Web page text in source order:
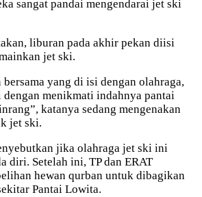
sangat pandai mengendarai jet ski
liburan pada akhir pekan diisi
jet ski.
yang di isi dengan olahraga,
menikmati indahnya pantai
katanya sedang mengenakan
jet ski.
jika olahraga jet ski ini
diri. Setelah ini, TP dan ERAT
hewan qurban untuk dibagikan
Pantai Lowita.